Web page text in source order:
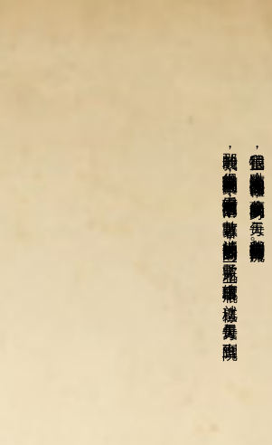
我很害怕，點滴一滴滴地滲入我的生命裡面，藥水腐蝕我的肉身，每天，我都在這些痛苦裡面流轉。
那時的我，很常瞅著點滴裡的藥水，看它緩慢而有頻率的落下，數著數著，消耗掉太過多餘的時間，數完了一瓶，總會出現下一瓶，就這樣，每天每天，直到出院。